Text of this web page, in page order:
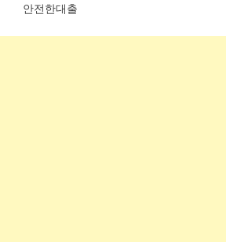
안전한대출